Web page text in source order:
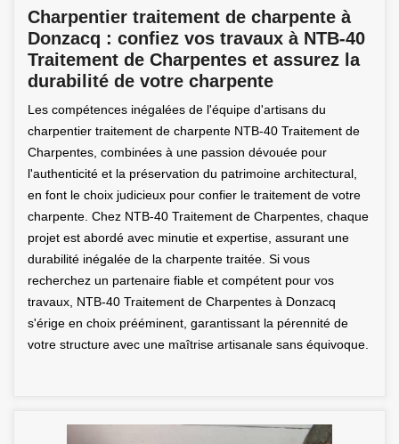
Charpentier traitement de charpente à
Donzacq : confiez vos travaux à NTB-40
Traitement de Charpentes et assurez la
durabilité de votre charpente
Les compétences inégalées de l'équipe d'artisans du
charpentier traitement de charpente NTB-40 Traitement de
Charpentes, combinées à une passion dévouée pour
l'authenticité et la préservation du patrimoine architectural,
en font le choix judicieux pour confier le traitement de votre
charpente. Chez NTB-40 Traitement de Charpentes, chaque
projet est abordé avec minutie et expertise, assurant une
durabilité inégalée de la charpente traitée. Si vous
recherchez un partenaire fiable et compétent pour vos
travaux, NTB-40 Traitement de Charpentes à Donzacq
s'érige en choix prééminent, garantissant la pérennité de
votre structure avec une maîtrise artisanale sans équivoque.